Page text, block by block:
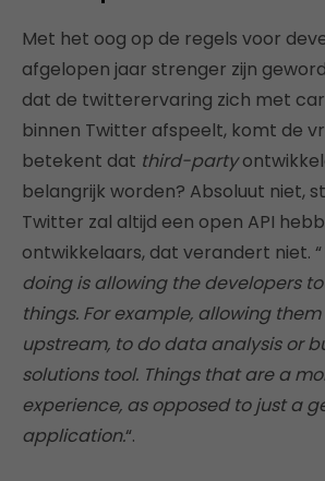
Met het oog op de regels voor
afgelopen jaar strenger zijn
dat de twitterervaring zich met
binnen Twitter afspeelt, komt de
betekent dat third-party
belangrijk worden? Absoluut niet,
Twitter zal altijd een open API
ontwikkelaars, dat verandert niet. “
doing is allowing the developers
things. For example, allowing
upstream, to do data analysis or
solutions tool. Things that are a
experience, as opposed to just a
application.“.